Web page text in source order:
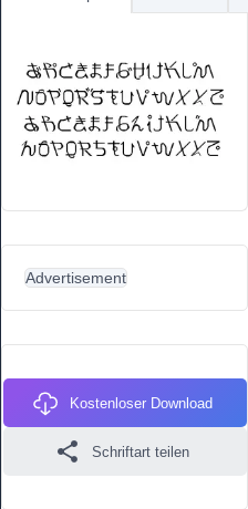
Advertisement
Kostenloser Download
Schriftart teilen